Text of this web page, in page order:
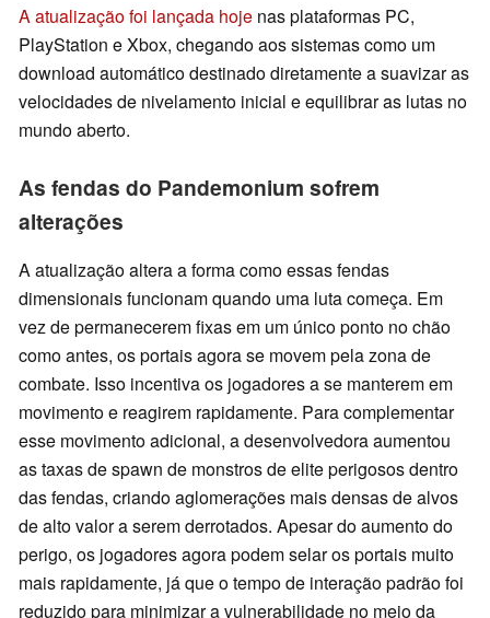
A atualização foi lançada hoje nas plataformas PC,
PlayStation e Xbox, chegando aos sistemas como um
download automático destinado diretamente a suavizar as
velocidades de nivelamento inicial e equilibrar as lutas no
mundo aberto.
As fendas do Pandemonium sofrem
alterações
A atualização altera a forma como essas fendas
dimensionais funcionam quando uma luta começa. Em
vez de permanecerem fixas em um único ponto no chão
como antes, os portais agora se movem pela zona de
combate. Isso incentiva os jogadores a se manterem em
movimento e reagirem rapidamente. Para complementar
esse movimento adicional, a desenvolvedora aumentou
as taxas de spawn de monstros de elite perigosos dentro
das fendas, criando aglomerações mais densas de alvos
de alto valor a serem derrotados. Apesar do aumento do
perigo, os jogadores agora podem selar os portais muito
mais rapidamente, já que o tempo de interação padrão foi
reduzido para minimizar a vulnerabilidade no meio da